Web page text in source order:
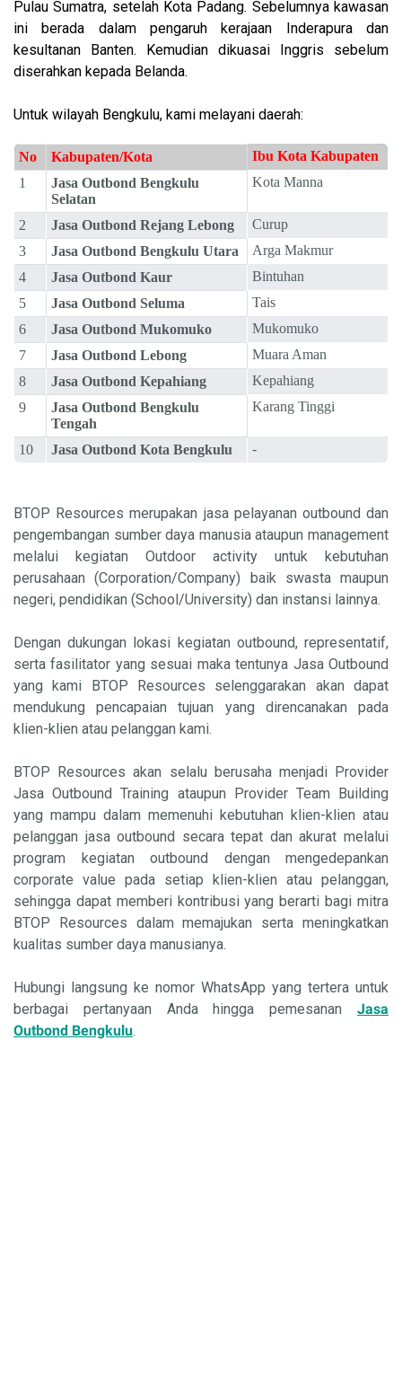
Pulau Sumatra, setelah Kota Padang. Sebelumnya kawasan
ini berada dalam pengaruh kerajaan Inderapura dan
kesultanan Banten. Kemudian dikuasai Inggris sebelum
diserahkan kepada Belanda.
Untuk wilayah Bengkulu, kami melayani daerah:
No Kabupaten/Kota
Ibu Kota Kabupaten
1
Jasa Outbond Bengkulu
Selatan
Kota Manna
2 Jasa Outbond Rejang Lebong
Curup
3
Jasa Outbond Bengkulu Utara
Arga Makmur
4
Jasa Outbond Kaur
Bintuhan
5
Jasa Outbond Seluma
Tais
6
Jasa Outbond Mukomuko
Mukomuko
7
Jasa Outbond Lebong
Muara Aman
8
Jasa Outbond Kepahiang
Kepahiang
9
Jasa Outbond Bengkulu
Tengah
Karang Tinggi
10 Jasa Outbond Kota Bengkulu -
BTOP Resources merupakan jasa pelayanan outbound dan
pengembangan sumber daya manusia ataupun management
melalui kegiatan Outdoor activity untuk kebutuhan
perusahaan (Corporation/Company) baik swasta maupun
negeri, pendidikan (School/University) dan instansi lainnya.
Dengan dukungan lokasi kegiatan outbound, representatif,
serta fasilitator yang sesuai maka tentunya Jasa Outbound
yang kami BTOP Resources selenggarakan akan dapat
mendukung pencapaian tujuan yang direncanakan pada
klien-klien atau pelanggan kami.
BTOP Resources akan selalu berusaha menjadi Provider
Jasa Outbound Training ataupun Provider Team Building
yang mampu dalam memenuhi kebutuhan klien-klien atau
pelanggan jasa outbound secara tepat dan akurat melalui
program kegiatan outbound dengan mengedepankan
corporate value pada setiap klien-klien atau pelanggan,
sehingga dapat memberi kontribusi yang berarti bagi mitra
BTOP Resources dalam memajukan serta meningkatkan
kualitas sumber daya manusianya.
Hubungi langsung ke nomor WhatsApp yang tertera untuk
berbagai pertanyaan Anda hingga pemesanan Jasa
Outbond Bengkulu.